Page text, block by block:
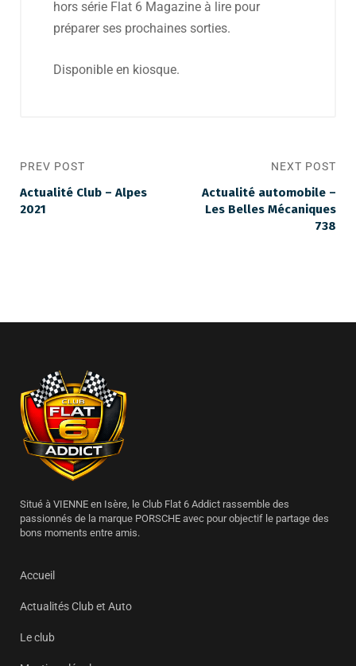
hors série Flat 6 Magazine à lire pour
préparer ses prochaines sorties.
Disponible en kiosque.
PREV POST
Actualité Club – Alpes
2021
NEXT POST
Actualité automobile –
Les Belles Mécaniques
738
Situé à VIENNE en Isère, le Club Flat 6 Addict rassemble des
passionnés de la marque PORSCHE avec pour objectif le partage des
bons moments entre amis.
Accueil
Actualités Club et Auto
Le club